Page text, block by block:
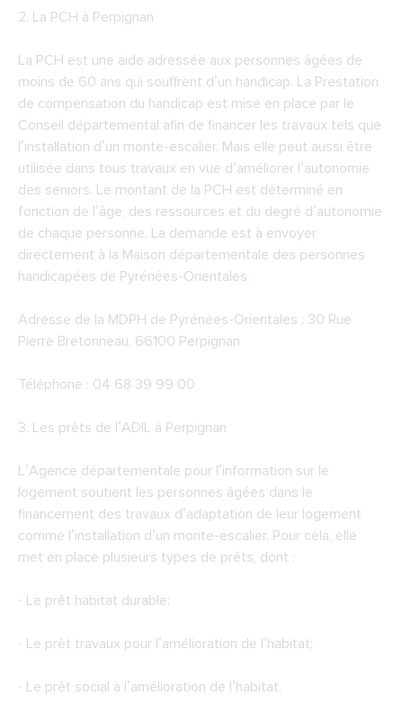
2. La PCH à Perpignan
La PCH est une aide adressée aux personnes âgées de
moins de 60 ans qui souffrent d’un handicap. La Prestation
de compensation du handicap est mise en place par le
Conseil départemental afin de financer les travaux tels que
l’installation d’un monte-escalier. Mais elle peut aussi être
utilisée dans tous travaux en vue d’améliorer l’autonomie
des seniors. Le montant de la PCH est déterminé en
fonction de l’âge, des ressources et du degré d’autonomie
de chaque personne. La demande est à envoyer
directement à la Maison départementale des personnes
handicapées de Pyrénées-Orientales.
Adresse de la MDPH de Pyrénées-Orientales : 30 Rue
Pierre Bretonneau, 66100 Perpignan
Téléphone : 04 68 39 99 00
3. Les prêts de l’ADIL à Perpignan
L’Agence départementale pour l’information sur le
logement soutient les personnes âgées dans le
financement des travaux d’adaptation de leur logement
comme l’installation d’un monte-escalier. Pour cela, elle
met en place plusieurs types de prêts, dont :
· Le prêt habitat durable;
· Le prêt travaux pour l’amélioration de l’habitat;
· Le prêt social à l’amélioration de l’habitat.